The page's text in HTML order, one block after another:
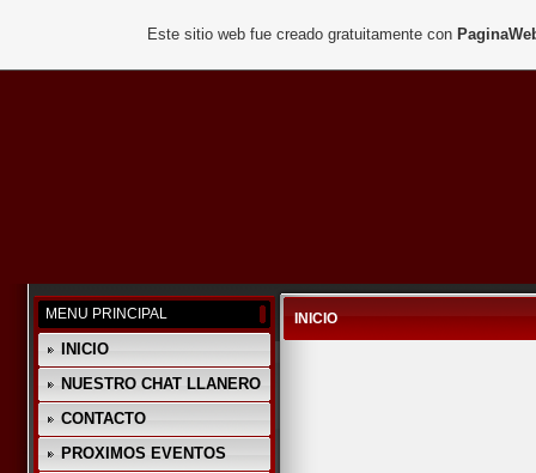
MENU PRINCIPAL
INICIO
NUESTRO CHAT LLANERO
CONTACTO
PROXIMOS EVENTOS
INICIO
Este sitio web fue creado gratuitamente con